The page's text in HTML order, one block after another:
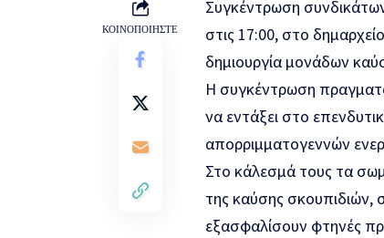
ΚΟΙΝΟΠΟΙΗΣΤΕ
Συγκέντρωση
στις 17:00, στο
δημιουργία μονάδων
Η συγκέντρωση
να εντάξει στο
απορριμματογεννών
Στο κάλεσμά τους τα
της καύσης σκουπιδιών,
εξασφαλίσουν φτηνές